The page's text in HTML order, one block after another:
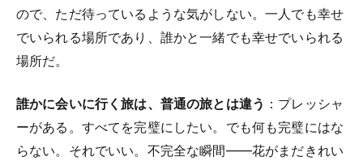
ので、ただ待っているような気がしない。一人でも幸せ
でいられる場所であり、誰かと一緒でも幸せでいられる
場所だ。
誰かに会いに行く旅は、普通の旅とは違う ：プレッシャ
ーがある。すべてを完璧にしたい。でも何も完璧にはな
らない。それでいい。不完全な瞬間——花がまだきれい